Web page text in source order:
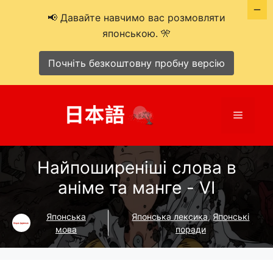
Меню
Найпоширеніші слова в
аніме та манге - VI
Японська
мова
Японська лексика, Японські
поради
📢 Давайте навчимо вас розмовляти
японською. 🎌
Почніть безкоштовну пробну версію